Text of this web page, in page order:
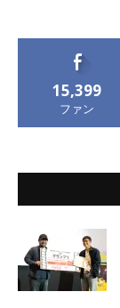
15,399
ファン